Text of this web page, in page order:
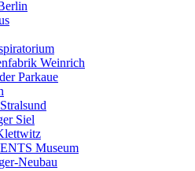
Weinrich
Parkaue
Siel
Museum
Neubau